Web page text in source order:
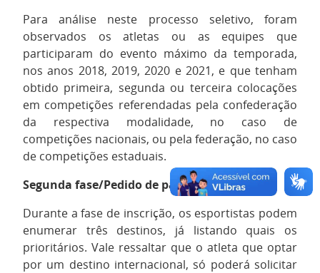
Para análise neste processo seletivo, foram
observados os atletas ou as equipes que
participaram do evento máximo da temporada,
nos anos 2018, 2019, 2020 e 2021, e que tenham
obtido primeira, segunda ou terceira colocações
em competições referendadas pela confederação
da respectiva modalidade, no caso de
competições nacionais, ou pela federação, no caso
de competições estaduais.
Segunda fase/Pedido de passagem
Durante a fase de inscrição, os esportistas podem
enumerar três destinos, já listando quais os
prioritários. Vale ressaltar que o atleta que optar
por um destino internacional, só poderá solicitar